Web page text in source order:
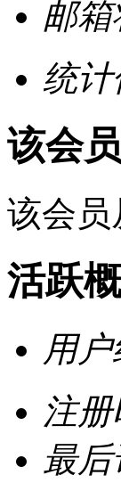
邮
统
该会
该会员
活跃
用
注
最